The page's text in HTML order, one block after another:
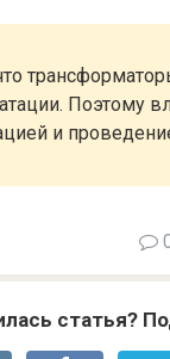
Поэтому
и
статья?